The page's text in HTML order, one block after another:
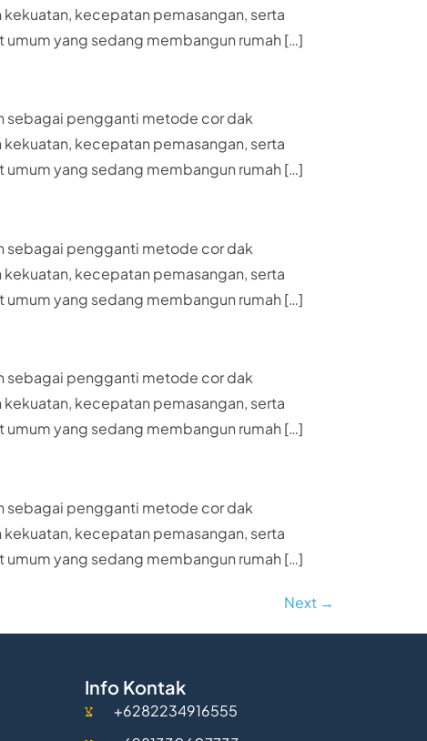
kecepatan pemasangan, serta
umum yang sedang membangun rumah […]
sebagai pengganti metode cor dak
kecepatan pemasangan, serta
umum yang sedang membangun rumah […]
sebagai pengganti metode cor dak
kecepatan pemasangan, serta
umum yang sedang membangun rumah […]
sebagai pengganti metode cor dak
kecepatan pemasangan, serta
umum yang sedang membangun rumah […]
sebagai pengganti metode cor dak
kecepatan pemasangan, serta
umum yang sedang membangun rumah […]
Next →
Info Kontak
+6282234916555